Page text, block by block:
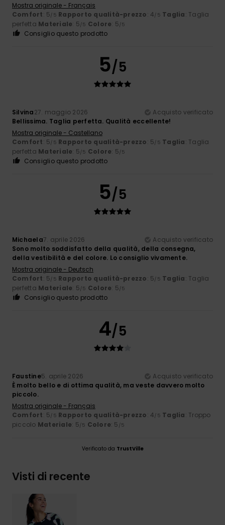
Mostra originale - Français
Comfort: 5/5 Rapporto qualità-prezzo: 4/5 Taglia: Taglia
perfetta Materiale: 5/5 Colore: 5/5
Consiglio questo prodotto
5/5
Silvina27. maggio 2026
Acquisto verificato
Bellissima. Taglia perfetta. Qualità eccellente!
Mostra originale - Castellano
Comfort: 5/5 Rapporto qualità-prezzo: 5/5 Taglia: Taglia
perfetta Materiale: 5/5 Colore: 5/5
Consiglio questo prodotto
5/5
Michaela7. aprile 2026
Acquisto verificato
Sono molto soddisfatto della qualità, della consegna,
della vestibilità e del colore. Lo consiglio vivamente.
Mostra originale - Deutsch
Comfort: 5/5 Rapporto qualità-prezzo: 5/5 Taglia: Taglia
perfetta Materiale: 5/5 Colore: 5/5
Consiglio questo prodotto
4/5
Faustine5. aprile 2026
Acquisto verificato
È molto bello e di ottima qualità, ma veste davvero molto
piccolo.
Mostra originale - Français
Comfort: 5/5 Rapporto qualità-prezzo: 4/5 Taglia: Troppo
piccolo Materiale: 5/5 Colore: 5 /5
Verificato da TrustVille
Visti di recente